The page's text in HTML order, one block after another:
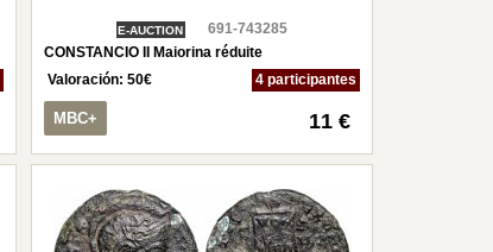
E-AUCTION
691-743285
CONSTANCIO II Maiorina réduite
Valoración:50€ 4 participantes
MBC+ 11 €